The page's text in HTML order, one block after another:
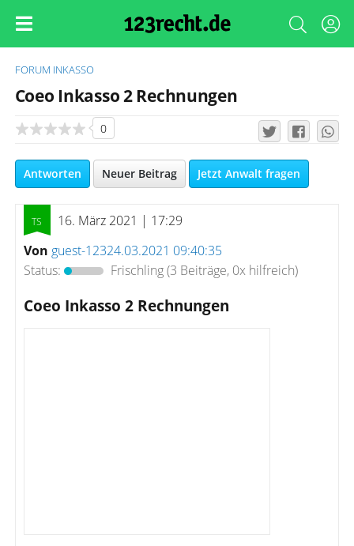
FORUM INKASSO
Coeo Inkasso 2 Rechnungen
0
Antworten Neuer Beitrag Jetzt Anwalt fragen
16. März 2021 | 17:29
Von guest-12324.03.2021 09:40:35
Status:
Frischling(3 Beiträge, 0x hilfreich)
Coeo Inkasso 2 Rechnungen